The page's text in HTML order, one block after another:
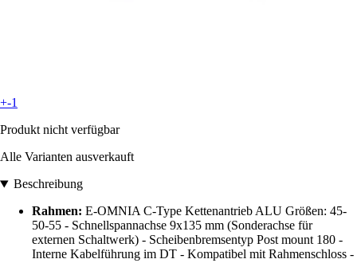
+-1
Produkt nicht verfügbar
Alle Varianten ausverkauft
Beschreibung
Rahmen: E-OMNIA C-Type Kettenantrieb ALU Größen: 45-
50-55 - Schnellspannachse 9x135 mm (Sonderachse für
externen Schaltwerk) - Scheibenbremsentyp Post mount 180 -
Interne Kabelführung im DT - Kompatibel mit Rahmenschloss -